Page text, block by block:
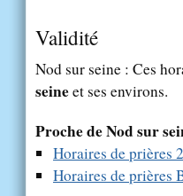
Validité
Nod sur seine : Ces
seineet ses environs.
Proche de Nod sur
Horaires de prières
Horaires de prières